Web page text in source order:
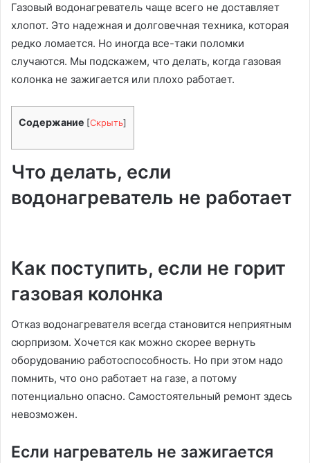
Газовый водонагреватель чаще всего не доставляет
хлопот. Это надежная и долговечная техника, которая
редко ломается. Но иногда все-таки поломки
случаются. Мы подскажем, что делать, когда газовая
колонка не зажигается или плохо работает.
Содержание [Скрыть]
Что делать, если
водонагреватель не работает
Как поступить, если не горит
газовая колонка
Отказ водонагревателя всегда становится неприятным
сюрпризом. Хочется как можно скорее вернуть
оборудованию работоспособность. Но при этом надо
помнить, что оно работает на газе, а потому
потенциально опасно. Самостоятельный ремонт здесь
невозможен.
Если нагреватель не зажигается